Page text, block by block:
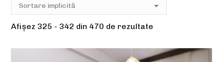
Afișez 325 - 342 din 470 de rezultate